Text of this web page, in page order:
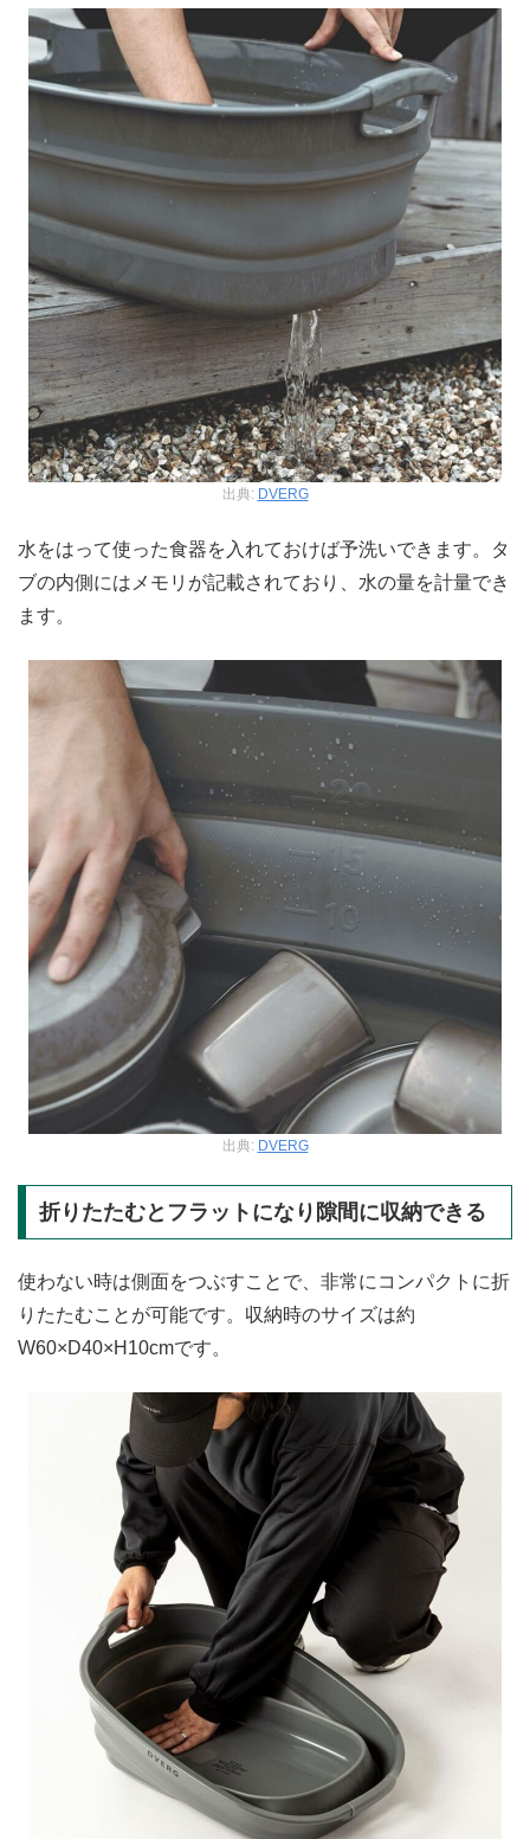
出典: DVERG
水をはって使った食器を入れておけば予洗いできます。タ
ブの内側にはメモリが記載されており、水の量を計量でき
ます。
出典: DVERG
折りたたむとフラットになり隙間に収納できる
使わない時は側面をつぶすことで、非常にコンパクトに折
りたたむことが可能です。収納時のサイズは約
W60×D40×H10cmです。